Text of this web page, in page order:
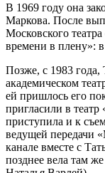
В 1969 году она
Маркова. После
Московского
времени в плену»:
Позже, с 1983 года,
академическом
ей пришлось его
пригласили в
приступила и к
ведущей передачи
канале вместе с
позднее вела там